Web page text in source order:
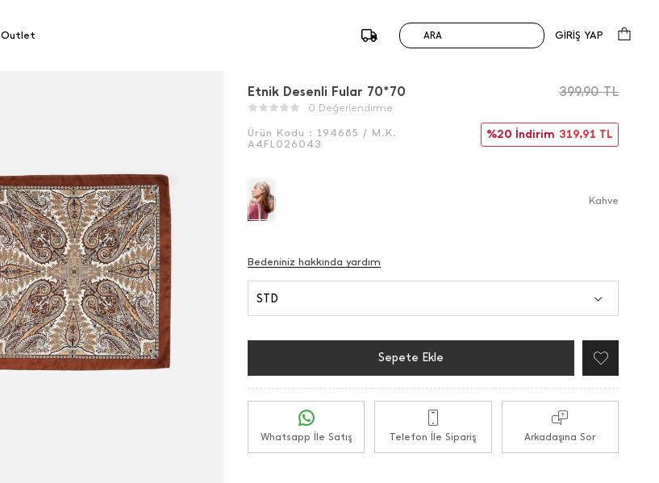
Outlet ARA GİRİŞ YAP
Etnik Desenli Fular 70*70
0 Değerlendirme
Ürün Kodu : 194685 / M.K.
A4FL026043
399,90TL
%20 İndirim 319,91 TL
Kahve
Bedeniniz hakkında yardım
STD
Sepete Ekle
Whatsapp İle Satış Telefon İle Sipariş Arkadaşına Sor